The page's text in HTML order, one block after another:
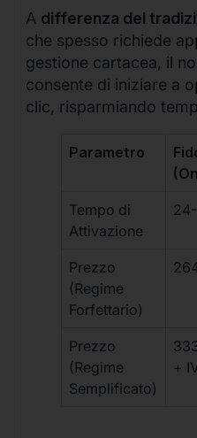
A differenza del
che spesso richiede
gestione cartacea, il
consente di iniziare a
clic, risparmiando
Parametro
Tempo di
Attivazione
Prezzo
(Regime
Forfettario)
Prezzo
(Regime
Semplificato)
+